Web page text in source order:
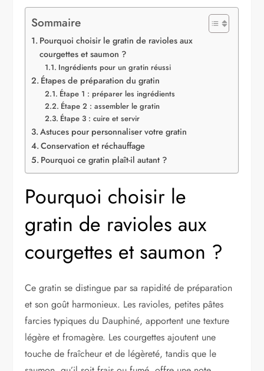
Sommaire
Pourquoi choisir le gratin de ravioles aux
courgettes et saumon ?
Ingrédients pour un gratin réussi
Étapes de préparation du gratin
Étape 1 : préparer les ingrédients
Étape 2 : assembler le gratin
Étape 3 : cuire et servir
Astuces pour personnaliser votre gratin
Conservation et réchauffage
Pourquoi ce gratin plaît-il autant ?
Pourquoi choisir le
gratin de ravioles aux
courgettes et saumon ?
Ce gratin se distingue par sa rapidité de préparation
et son goût harmonieux. Les ravioles, petites pâtes
farcies typiques du Dauphiné, apportent une texture
légère et fromagère. Les courgettes ajoutent une
touche de fraîcheur et de légèreté, tandis que le